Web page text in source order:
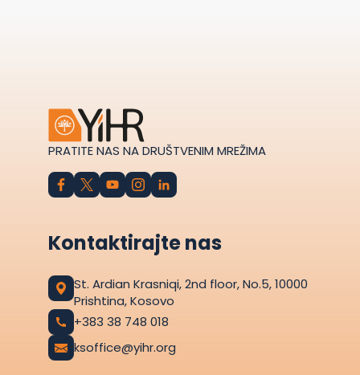
PRATITE NAS NA DRUŠTVENIM MREŽIMA
Kontaktirajte nas
St. Ardian Krasniqi, 2nd floor, No.5, 10000
Prishtina, Kosovo
+383 38 748 018
ksoffice@yihr.org